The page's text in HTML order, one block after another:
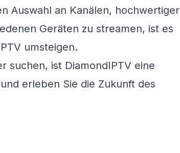
Auswahl an Kanälen, hochwertiger
Geräten zu streamen, ist es
umsteigen.
suchen, ist DiamondIPTV eine
erleben Sie die Zukunft des